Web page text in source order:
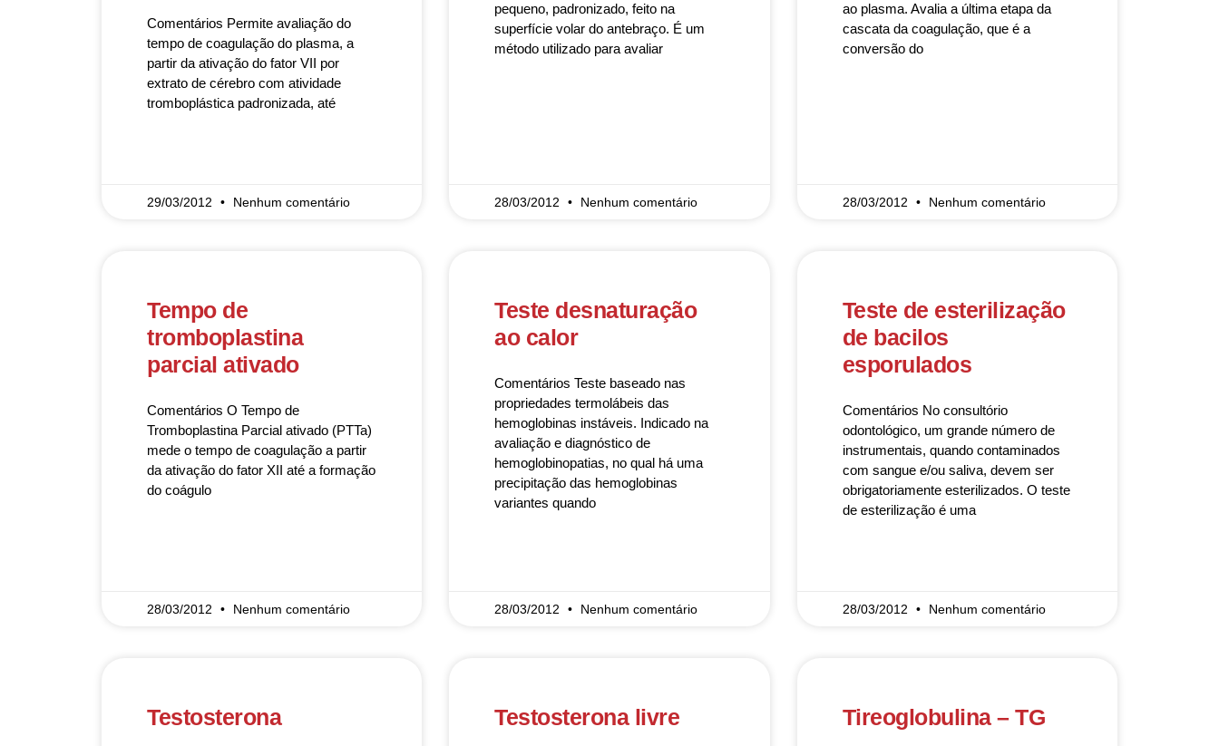
Comentários Permite avaliação do
tempo de coagulação do plasma, a
partir da ativação do fator VII por
extrato de cérebro com atividade
tromboplástica padronizada, até
29/03/2012 Nenhum comentário
pequeno, padronizado, feito na
superfície volar do antebraço. É um
método utilizado para avaliar
28/03/2012 Nenhum comentário
ao plasma. Avalia a última etapa da
cascata da coagulação, que é a
conversão do
28/03/2012 Nenhum comentário
Tempo de
tromboplastina
parcial ativado
Comentários O Tempo de
Tromboplastina Parcial ativado (PTTa)
mede o tempo de coagulação a partir
da ativação do fator XII até a formação
do coágulo
28/03/2012 Nenhum comentário
Teste desnaturação
ao calor
Comentários Teste baseado nas
propriedades termolábeis das
hemoglobinas instáveis. Indicado na
avaliação e diagnóstico de
hemoglobinopatias, no qual há uma
precipitação das hemoglobinas
variantes quando
28/03/2012 Nenhum comentário
Teste de esterilização
de bacilos
esporulados
Comentários No consultório
odontológico, um grande número de
instrumentais, quando contaminados
com sangue e/ou saliva, devem ser
obrigatoriamente esterilizados. O teste
de esterilização é uma
28/03/2012 Nenhum comentário
Testosterona Testosterona livre Tireoglobulina – TG